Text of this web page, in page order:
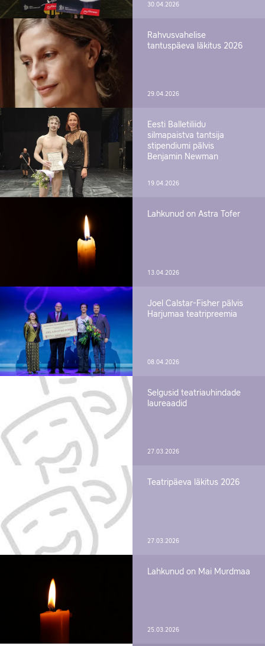
30.04.2026
Rahvusvahelise
tantuspäeva läkitus 2026
29.04.2026
Eesti Balletiliidu
silmapaistva tantsija
stipendiumi pälvis
Benjamin Newman
19.04.2026
Lahkunud on Astra Tofer
13.04.2026
Joel Calstar-Fisher pälvis
Harjumaa teatripreemia
08.04.2026
Selgusid teatriauhindade
laureaadid
27.03.2026
Teatripäeva läkitus 2026
27.03.2026
Lahkunud on Mai Murdmaa
25.03.2026